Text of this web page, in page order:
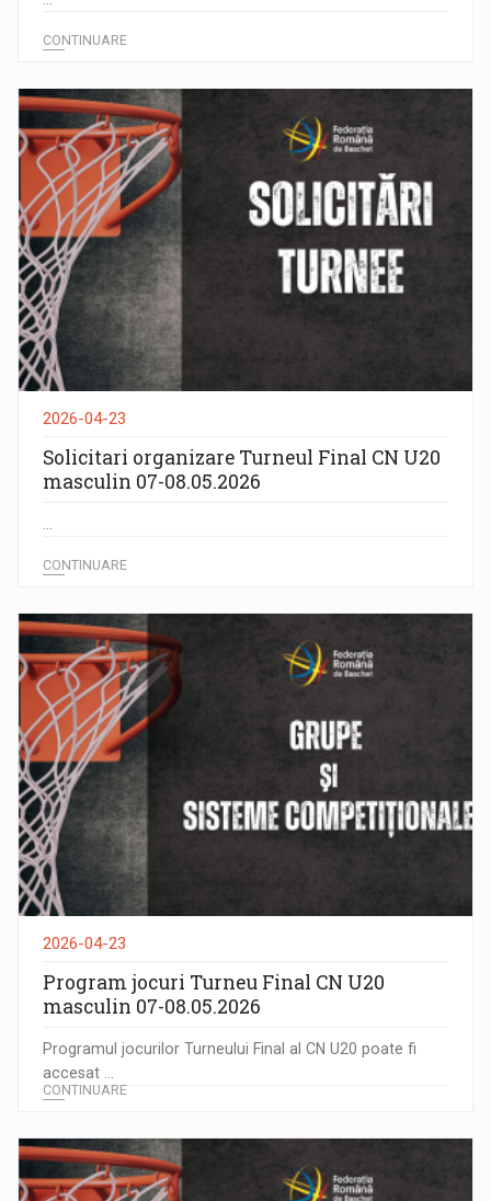
CONTINUARE
2026-04-23
Solicitari organizare Turneul Final CN U20
masculin 07-08.05.2026
CONTINUARE
2026-04-23
Program jocuri Turneu Final CN U20
masculin 07-08.05.2026
Programul jocurilor Turneului Final al CN U20 poate fi
accesat ...
CONTINUARE